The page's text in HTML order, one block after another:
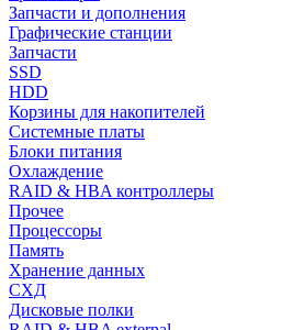
Запчасти и дополнения
Графические станции
Запчасти
SSD
HDD
Корзины для накопителей
Системные платы
Блоки питания
Охлаждение
RAID & HBA контроллеры
Прочее
Процессоры
Память
Хранение данных
СХД
Дисковые полки